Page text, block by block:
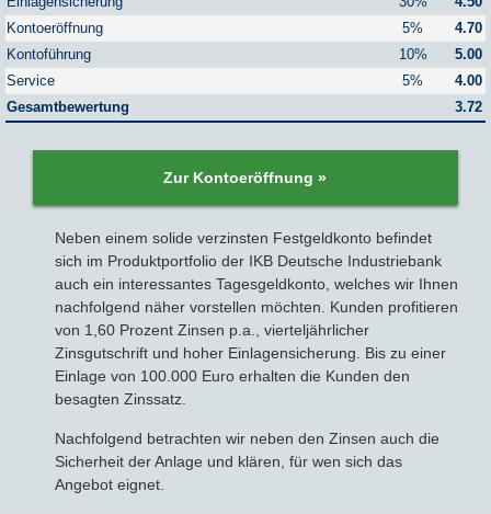
Robo-Advisor
Depotwechsel
Fremdwährungskonto
Crowdinvesting
Neben einem solide verzinsten Festgeldkonto befindet
sich im Produktportfolio der IKB Deutsche Industriebank
auch ein interessantes Tagesgeldkonto, welches wir Ihnen
nachfolgend näher vorstellen möchten. Kunden profitieren
von 1,60 Prozent Zinsen p.a., vierteljährlicher
Zinsgutschrift und hoher Einlagensicherung. Bis zu einer
Einlage von 100.000 Euro erhalten die Kunden den
besagten Zinssatz.
Nachfolgend betrachten wir neben den Zinsen auch die
Sicherheit der Anlage und klären, für wen sich das
Angebot eignet.
Kontoeröffnung
5%
4.70
Kontoführung
10%
5.00
Service
5%
4.00
Gesamtbewertung
3.72
Zur Kontoeröffnung »